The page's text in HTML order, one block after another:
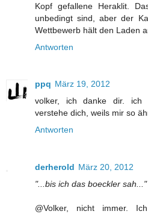
Kopf gefallene Heraklit.
unbedingt sind, aber der
Wettbewerb hält den Laden
Antworten
ppq März 19, 2012
volker, ich danke dir. ich
verstehe dich, weils mir so
Antworten
derherold März 20, 2012
"...bis ich das boeckler sah..."
@Volker, nicht immer.